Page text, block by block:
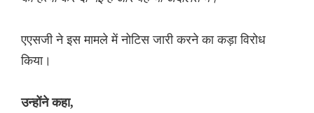
एएसजी ने इस मामले में नोटिस जारी करने का कड़ा विरोध
किया।
उन्होंने कहा,